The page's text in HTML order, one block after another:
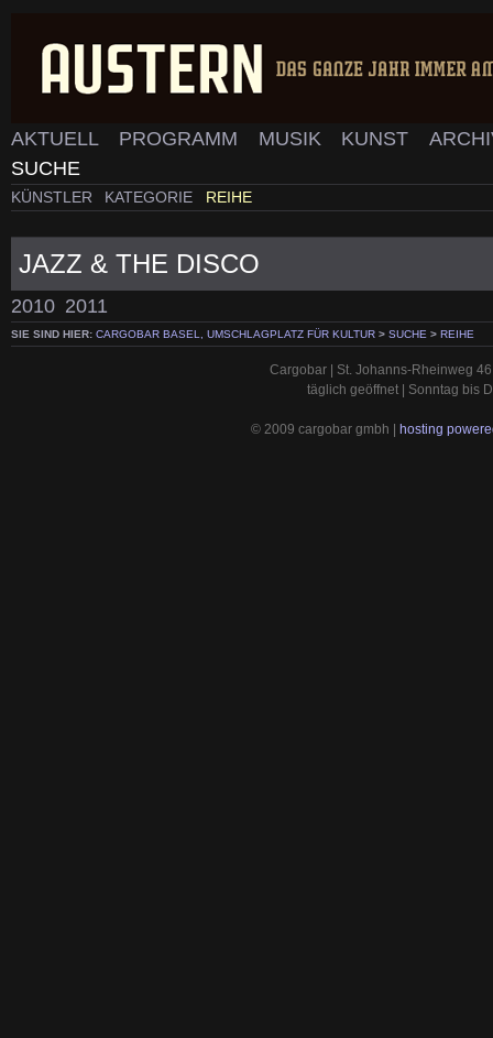
AKTUELL PROGRAMM MUSIK KUNST
SUCHE
KÜNSTLER KATEGORIE REIHE
JAZZ & THE DISCO
2010 2011
SIE SIND HIER: CARGOBAR BASEL, UMSCHLAGPLATZ FÜR KULTUR > SUCHE > REIHE
Cargobar | St. Johanns-Rheinweg
täglich geöffnet | Sonntag bis
© 2009 cargobar gmbh | hosting